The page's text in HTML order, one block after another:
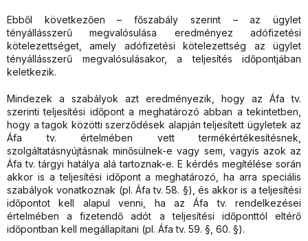
Ebből következően – főszabály szerint – az ügylet
tényállásszerű megvalósulása eredményez adófizetési
kötelezettséget, amely adófizetési kötelezettség az ügylet
tényállásszerű megvalósulásakor, a teljesítés időpontjában
keletkezik.
Mindezek a szabályok azt eredményezik, hogy az Áfa tv.
szerinti teljesítési időpont a meghatározó abban a tekintetben,
hogy a tagok közötti szerződések alapján teljesített ügyletek az
Áfa tv. értelmében vett termékértékesítésnek,
szolgáltatásnyújtásnak minősülnek-e vagy sem, vagyis azok az
Áfa tv. tárgyi hatálya alá tartoznak-e. E kérdés megítélése során
akkor is a teljesítési időpont a meghatározó, ha arra speciális
szabályok vonatkoznak (pl. Áfa tv. 58. §), és akkor is a teljesítési
időpontot kell alapul venni, ha az Áfa tv. rendelkezései
értelmében a fizetendő adót a teljesítési időponttól eltérő
időpontban kell megállapítani (pl. Áfa tv. 59. §, 60. §).